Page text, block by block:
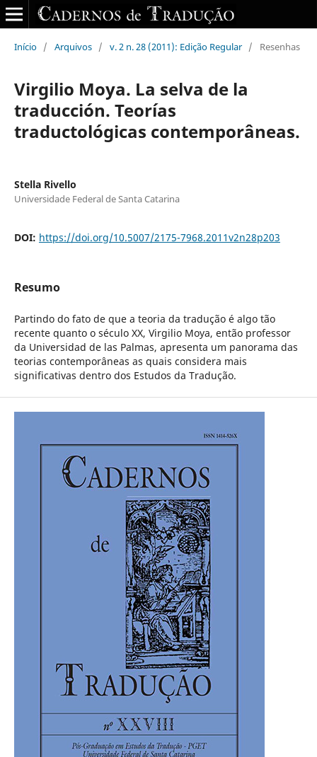
Início / Arquivos / v. 2 n. 28 (2011): Edição Regular / Resenhas
Virgilio Moya. La selva de la
traducción. Teorías
traductológicas contemporâneas.
Stella Rivello
Universidade Federal de Santa Catarina
DOI: https://doi.org/10.5007/2175-7968.2011v2n28p203
Resumo
Partindo do fato de que a teoria da tradução é algo tão
recente quanto o século XX, Virgilio Moya, então professor
da Universidad de las Palmas, apresenta um panorama das
teorias contemporâneas as quais considera mais
significativas dentro dos Estudos da Tradução.